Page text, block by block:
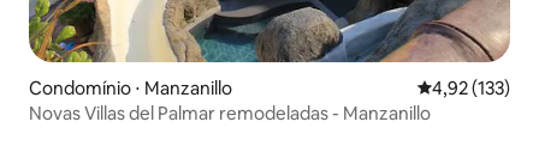
Condomínio ⋅ Manzanillo 4,92 de uma
4,92 (133)
Novas Villas del Palmar remodeladas - Manzanillo